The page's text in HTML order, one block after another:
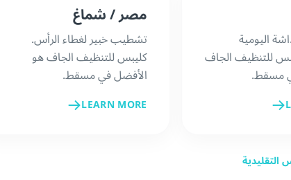
اليومية
للتنظيف الجاف
مسقط.
مصر / شماغ
تشطيب خبير لغطاء الرأس.
كليبس للتنظيف الجاف هو
الأفضل في مسقط.
LEARN MORE
التقليدية